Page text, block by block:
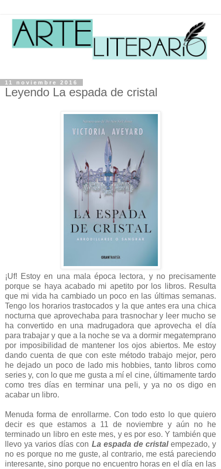
11 noviembre 2016
Leyendo La espada de cristal
¡Uf! Estoy en una mala época lectora, y no precisamente
porque se haya acabado mi apetito por los libros. Resulta
que mi vida ha cambiado un poco en las últimas semanas.
Tengo los horarios trastocados y la que antes era una chica
nocturna que aprovechaba para trasnochar y leer mucho se
ha convertido en una madrugadora que aprovecha el día
para trabajar y que a la noche se va a dormir megatemprano
por imposibilidad de mantener los ojos abiertos. Me estoy
dando cuenta de que con este método trabajo mejor, pero
he dejado un poco de lado mis hobbies, tanto libros como
series y, con lo que me gusta a mí el cine, últimamente tardo
como tres días en terminar una peli, y ya no os digo en
acabar un libro.
Menuda forma de enrollarme. Con todo esto lo que quiero
decir es que estamos a 11 de noviembre y aún no he
terminado un libro en este mes, y es por eso. Y también que
llevo ya varios días con La espada de cristalempezado, y
no es porque no me guste, al contrario, me está pareciendo
interesante, sino porque no encuentro horas en el día en las